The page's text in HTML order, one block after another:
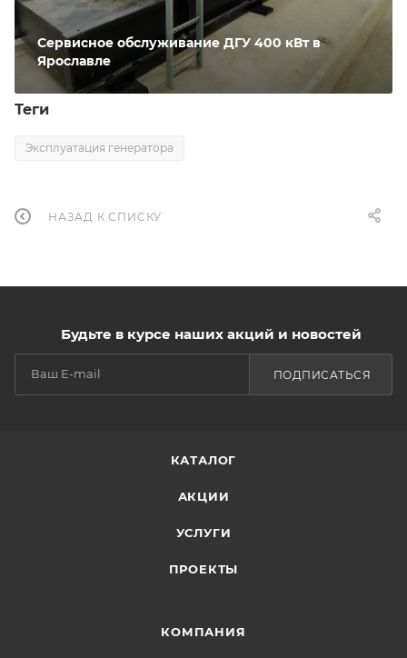
Сервисное обслуживание ДГУ 400 кВт в
Ярославле
Теги
Эксплуатация генератора
НАЗАД К СПИСКУ
Будьте в курсе наших акций и новостей
ПОДПИСАТЬСЯ
КАТАЛОГ
АКЦИИ
УСЛУГИ
ПРОЕКТЫ
КОМПАНИЯ